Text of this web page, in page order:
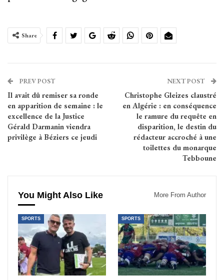
Share
PREV POST
Il avait dû remiser sa ronde
en apparition de semaine : le
excellence de la Justice
Gérald Darmanin viendra
privilège à Béziers ce jeudi
NEXT POST
Christophe Gleizes claustré
en Algérie : en conséquence
le ramure du requête en
disparition, le destin du
rédacteur accroché à une
toilettes du monarque
Tebboune
You Might Also Like More From Author
SPORTS SPORTS